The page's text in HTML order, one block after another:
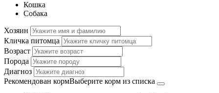
Кошка
Собака
Хозяин
Кличка питомца
Возраст
Порода
Диагноз
Рекомендован кормВыберите корм из списка